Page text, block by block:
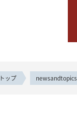
トップ newsandtopics